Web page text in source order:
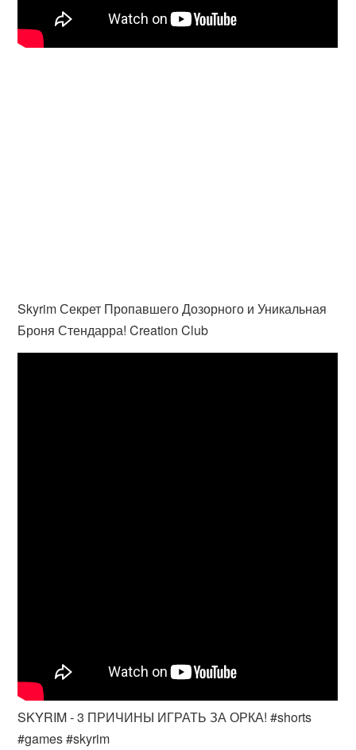
Skyrim Секрет Пропавшего Дозорного и Уникальная
Броня Стендарра! Creation Club
SKYRIM - 3 ПРИЧИНЫ ИГРАТЬ ЗА ОРКА! #shorts
#games #skyrim